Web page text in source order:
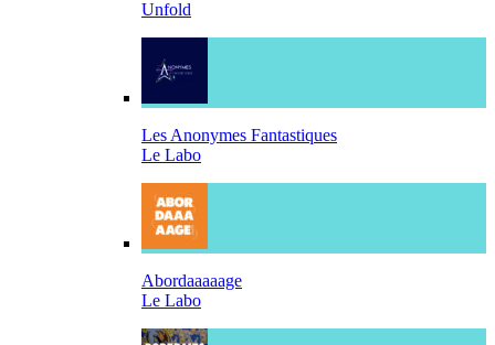
Unfold
Les Anonymes Fantastiques
Le Labo
Abordaaaaage
Le Labo